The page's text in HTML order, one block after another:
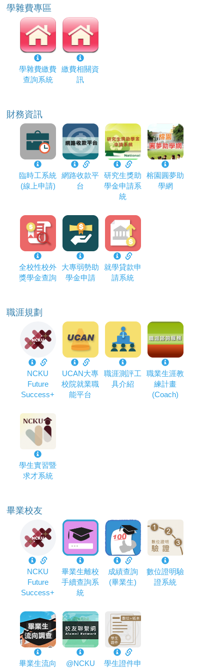
學雜費專區
學雜費繳費
查詢系統
繳費相關資
訊
財務資訊
臨時工系統
(線上申請)
網路收款平
台
研究生獎助
學金申請系
統
榕園圓夢助
學網
全校性校外
獎學金查詢
大專弱勢助
學金申請
就學貸款申
請系統
職涯規劃
NCKU
Future
Success+
UCAN大專
校院就業職
能平台
職涯測評工
具介紹
職業生涯教
練計畫
(Coach)
學生實習暨
求才系統
畢業校友
NCKU
Future
Success+
畢業生離校
手續查詢系
統
成績查詢
(畢業生)
數位證明驗
證系統
畢業生流向 @NCKU 學生證件申